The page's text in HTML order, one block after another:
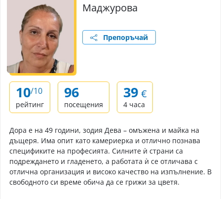
Маджурова
Препоръчай
10/10
рейтинг
96
посещения
39 €
4 часа
Дора е на 49 години, зодия Дева – омъжена и майка на
дъщеря. Има опит като камериерка и отлично познава
спецификите на професията. Силните ѝ страни са
подреждането и гладенето, а работата ѝ се отличава с
отлична организация и високо качество на изпълнение. В
свободното си време обича да се грижи за цветя.